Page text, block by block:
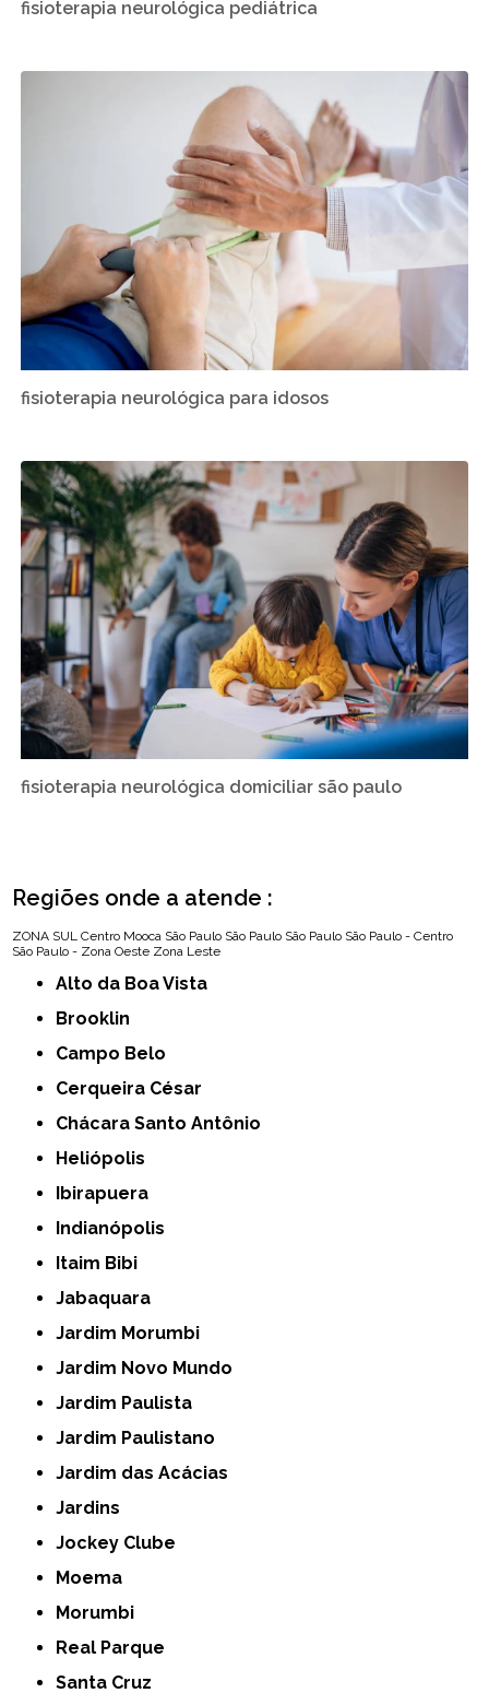
fisioterapia neurológica pediátrica
fisioterapia neurológica para idosos
fisioterapia neurológica domiciliar são paulo
Regiões onde a atende :
ZONA SUL Centro Mooca São Paulo São Paulo São Paulo São Paulo - Centro
São Paulo - Zona Oeste Zona Leste
Alto da Boa Vista
Brooklin
Campo Belo
Cerqueira César
Chácara Santo Antônio
Heliópolis
Ibirapuera
Indianópolis
Itaim Bibi
Jabaquara
Jardim Morumbi
Jardim Novo Mundo
Jardim Paulista
Jardim Paulistano
Jardim das Acácias
Jardins
Jockey Clube
Moema
Morumbi
Real Parque
Santa Cruz